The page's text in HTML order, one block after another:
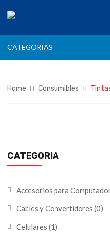
CATEGORIAS
Home Consumibles
CATEGORIA
Accesorios para
Cables y Convertidores (0)
Celulares (1)